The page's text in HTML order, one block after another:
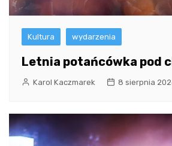
Kultura wydarzenia
Letnia potańcówka pod
Karol Kaczmarek 8 sierpnia